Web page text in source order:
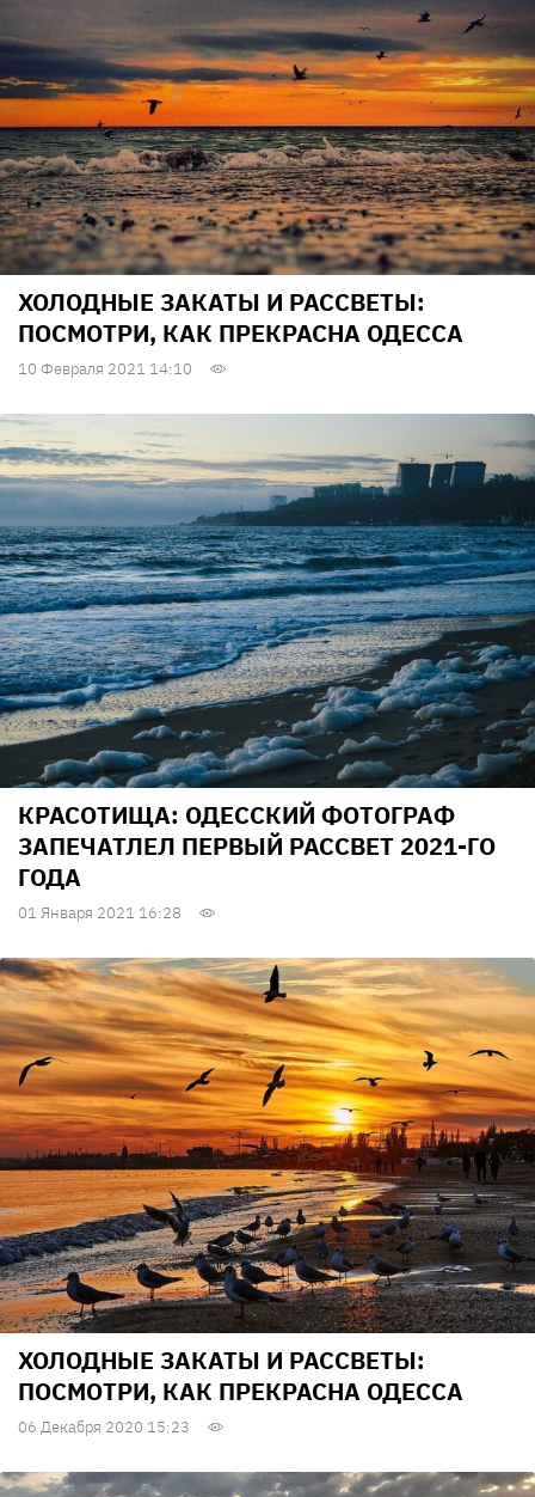
ХОЛОДНЫЕ ЗАКАТЫ И РАССВЕТЫ:
ПОСМОТРИ, КАК ПРЕКРАСНА ОДЕССА
10 Февраля 2021 14:10
КРАСОТИЩА: ОДЕССКИЙ ФОТОГРАФ
ЗАПЕЧАТЛЕЛ ПЕРВЫЙ РАССВЕТ 2021-ГО
ГОДА
01 Января 2021 16:28
ХОЛОДНЫЕ ЗАКАТЫ И РАССВЕТЫ:
ПОСМОТРИ, КАК ПРЕКРАСНА ОДЕССА
06 Декабря 2020 15:23